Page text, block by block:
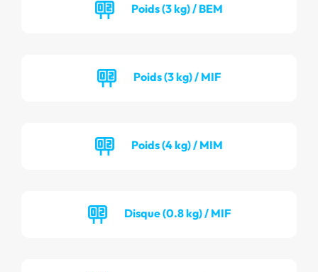
Poids (3 kg) / BEM
Poids (3 kg) / MIF
Poids (4 kg) / MIM
Disque (0.8 kg) / MIF